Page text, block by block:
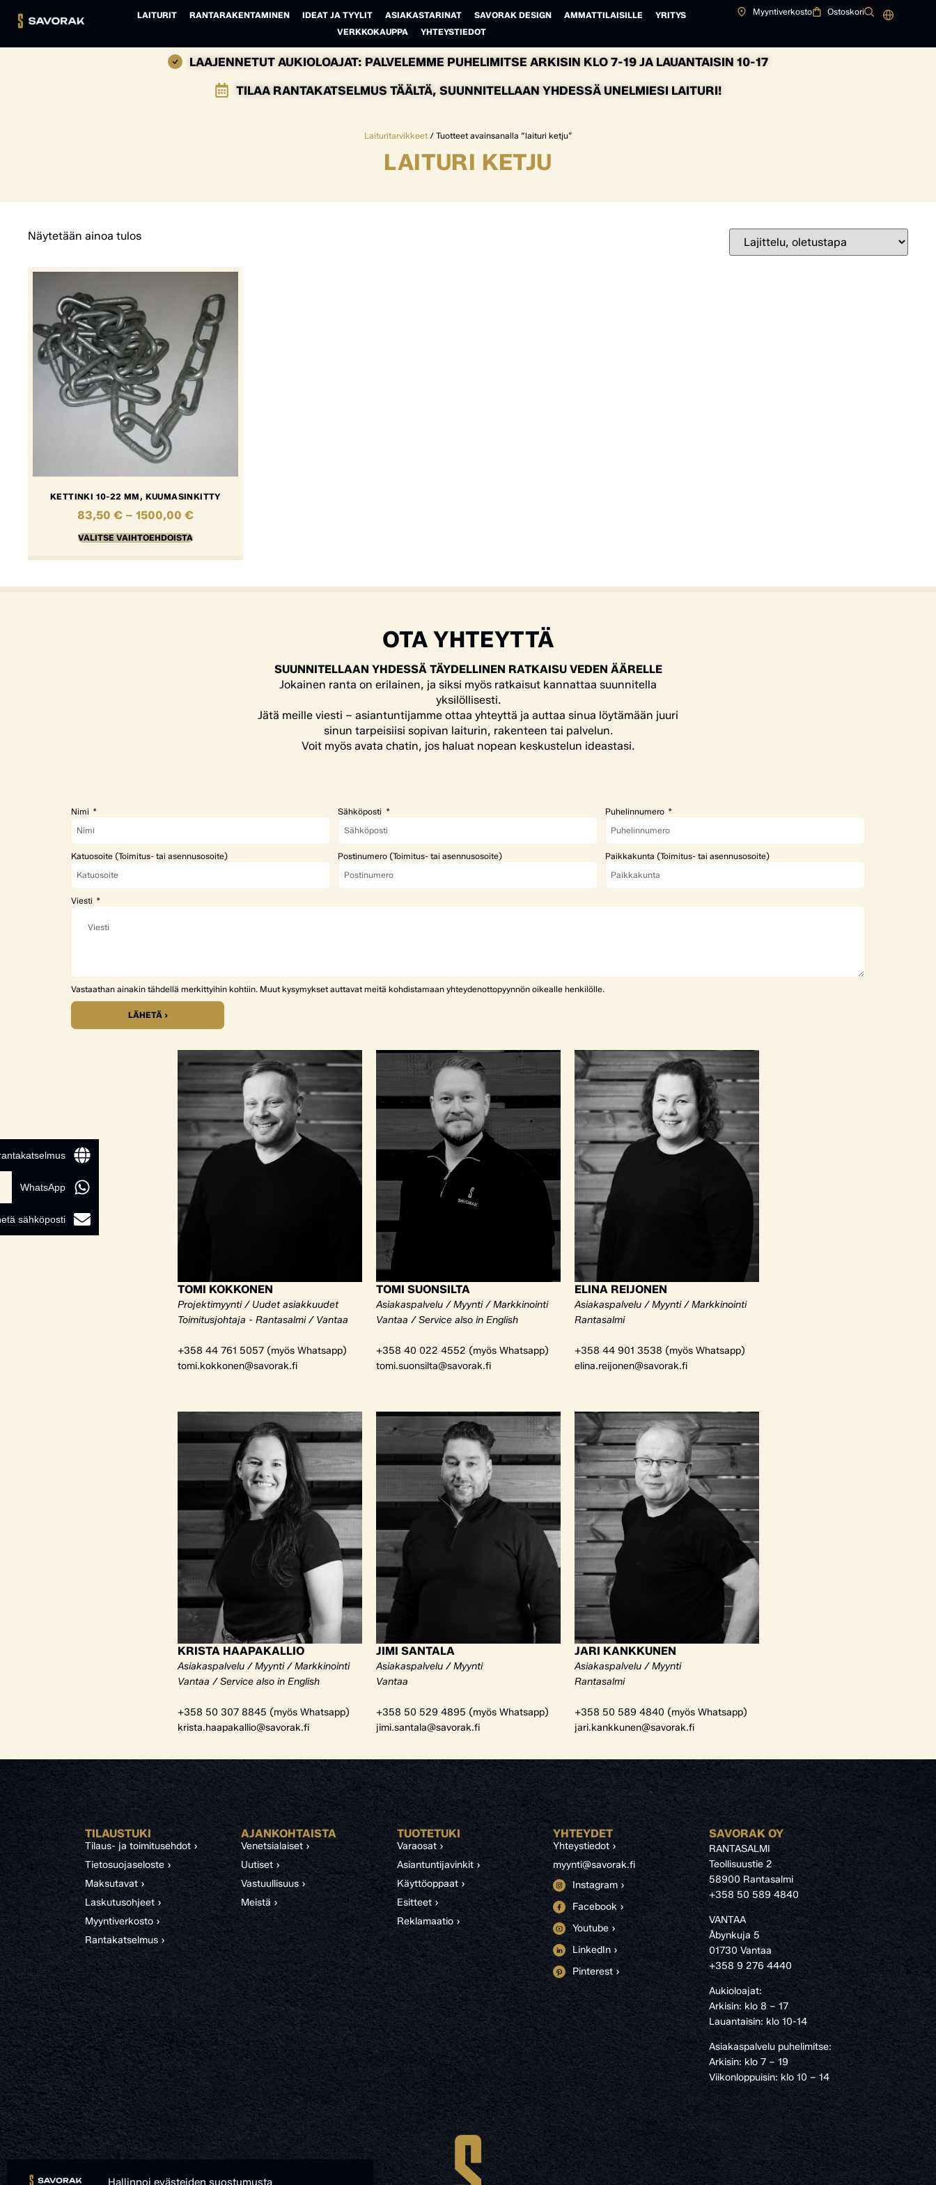
Hallinnoi evästeiden suostumusta
LAITURIT RANTARAKENTAMINEN IDEAT JA TYYLIT ASIAKASTARINAT SAVORAK DESIGN AMMATTILAISILLE
YRITYS
VERKKOKAUPPA
YHTEYSTIEDOT
Myyntiverkosto Ostoskori
LAAJENNETUT AUKIOLOAJAT: PALVELEMME PUHELIMITSE ARKISIN KLO 7-19 JA LAUANTAISIN 10-17
TILAA RANTAKATSELMUS TÄÄLTÄ, SUUNNITELLAAN YHDESSÄ UNELMIESI LAITURI!
Laituritarvikkeet/ Tuotteet avainsanalla “laituri ketju”
LAITURI KETJU
Näytetään ainoa tulos
KETTINKI 10-22 MM, KUUMASINKITTY
83,50 € – 1500,00 €
VALITSE VAIHTOEHDOISTA
OTA YHTEYTTÄ
SUUNNITELLAAN YHDESSÄ TÄYDELLINEN RATKAISU VEDEN ÄÄRELLE
Jokainen ranta on erilainen, ja siksi myös ratkaisut kannattaa suunnitella
yksilöllisesti.
Jätä meille viesti – asiantuntijamme ottaa yhteyttä ja auttaa sinua löytämään juuri
sinun tarpeisiisi sopivan laiturin, rakenteen tai palvelun.
Voit myös avata chatin, jos haluat nopean keskustelun ideastasi.
Nimi Sähköposti Puhelinnumero
Katuosoite (Toimitus- tai asennusosoite) Postinumero (Toimitus- tai asennusosoite) Paikkakunta (Toimitus- tai asennusosoite)
Viesti
Vastaathan ainakin tähdellä merkittyihin kohtiin. Muut kysymykset auttavat meitä kohdistamaan yhteydenottopyynnön oikealle henkilölle.
LÄHETÄ ›
TOMI KOKKONEN
Projektimyynti / Uudet asiakkuudet
Toimitusjohtaja - Rantasalmi / Vantaa
+358 44 761 5057 (myös Whatsapp)
tomi.kokkonen@savorak.fi
TOMI SUONSILTA
Asiakaspalvelu / Myynti / Markkinointi
Vantaa / Service also in English
+358 40 022 4552 (myös Whatsapp)
tomi.suonsilta@savorak.fi
ELINA REIJONEN
Asiakaspalvelu / Myynti / Markkinointi
Rantasalmi
+358 44 901 3538 (myös Whatsapp)
elina.reijonen@savorak.fi
KRISTA HAAPAKALLIO
Asiakaspalvelu / Myynti / Markkinointi
Vantaa / Service also in English
+358 50 307 8845 (myös Whatsapp)
krista.haapakallio@savorak.fi
JIMI SANTALA
Asiakaspalvelu / Myynti
Vantaa
+358 50 529 4895 (myös Whatsapp)
jimi.santala@savorak.fi
JARI KANKKUNEN
Asiakaspalvelu / Myynti
Rantasalmi
+358 50 589 4840 (myös Whatsapp)
jari.kankkunen@savorak.fi
TILAUSTUKI
Tilaus- ja toimitusehdot ›
Tietosuojaseloste ›
Maksutavat ›
Laskutusohjeet ›
Myyntiverkosto ›
Rantakatselmus ›
AJANKOHTAISTA
Venetsialaiset ›
Uutiset ›
Vastuullisuus ›
Meistä ›
TUOTETUKI
Varaosat ›
Asiantuntijavinkit ›
Käyttöoppaat ›
Esitteet ›
Reklamaatio ›
YHTEYDET
Yhteystiedot ›
myynti@savorak.fi
Instagram ›
Facebook ›
Youtube ›
LinkedIn ›
Pinterest ›
SAVORAK OY
RANTASALMI
Teollisuustie 2
58900 Rantasalmi
+358 50 589 4840
VANTAA
Åbynkuja 5
01730 Vantaa
+358 9 276 4440
Aukioloajat:
Arkisin: klo 8 – 17
Lauantaisin: klo 10-14
Asiakaspalvelu puhelimitse:
Arkisin: klo 7 – 19
Viikonloppuisin: klo 10 – 14
WhatsApp
sähköposti